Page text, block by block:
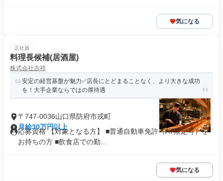
気になる
正社員
料理長候補(居酒屋)
株式会社吉祥
安定の経営基盤が魅力✅️店長にとどまることなく、より大きな成功
を！大手企業ならではの厚待遇
〒747-0036山口県防府市戎町
月給30万円以上
応募資格 【対象となる方】 ■普通自動車免許（AT限定可）を
お持ちの方 ■飲食店での勤...
気になる